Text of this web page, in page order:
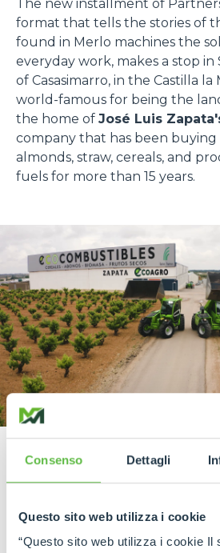
Consenso Dettagli
Questo sito web utilizza i cookie
“Questo sito web utilizza i cookie Il
The new installment of
format that tells the stories of
found in Merlo machines the
everyday work, makes a stop in
of Casasimarro, in the Castilla la
world-famous for being the
the home of José Luis
company that has been buying
almonds, straw, cereals, and
fuels for more than 15 years.
READ THE